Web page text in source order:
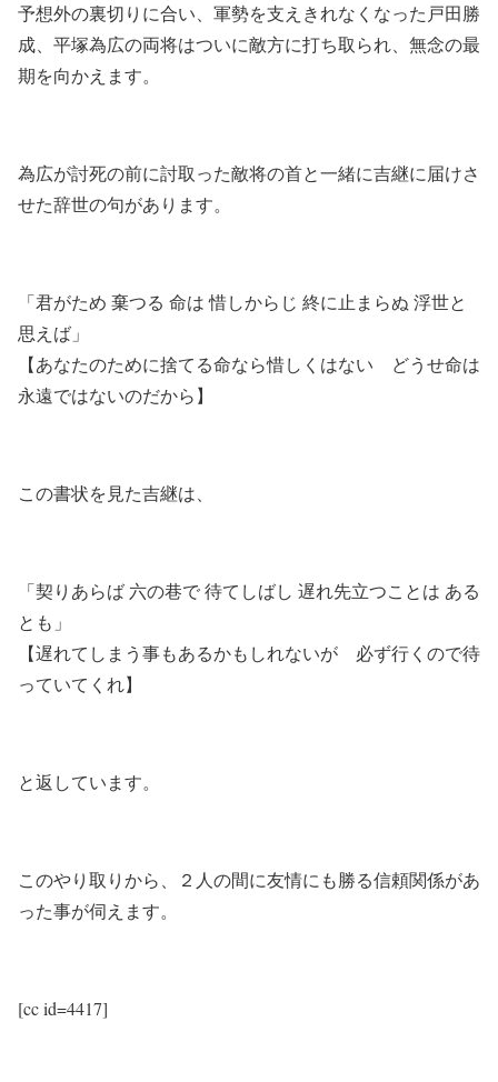
予想外の裏切りに合い、軍勢を支えきれなくなった戸田勝
成、平塚為広の両将はついに敵方に打ち取られ、無念の最
期を向かえます。
為広が討死の前に討取った敵将の首と一緒に吉継に届けさ
せた辞世の句があります。
「君がため 棄つる 命は 惜しからじ 終に止まらぬ 浮世と
思えば」
【あなたのために捨てる命なら惜しくはない どうせ命は
永遠ではないのだから】
この書状を見た吉継は、
「契りあらば 六の巷で 待てしばし 遅れ先立つことは ある
とも」
【遅れてしまう事もあるかもしれないが 必ず行くので待
っていてくれ】
と返しています。
このやり取りから、２人の間に友情にも勝る信頼関係があ
った事が伺えます。
[cc id=4417]